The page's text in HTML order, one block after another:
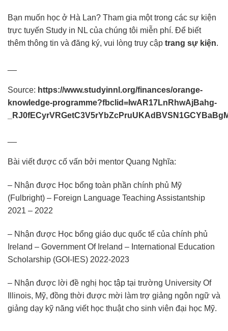
Bạn muốn học ở Hà Lan? Tham gia một trong các sự kiện
trực tuyến Study in NL của chúng tôi miễn phí. Để biết
thêm thông tin và đăng ký, vui lòng truy cập trang sự kiện.
Source: https://www.studyinnl.org/finances/orange-
knowledge-programme?fbclid=IwAR17LnRhwAjBahg-
Bài viết được cố vấn bởi mentor Quang Nghĩa:
– Nhận được Học bổng toàn phần chính phủ Mỹ
(Fulbright) – Foreign Language Teaching Assistantship
2021 – 2022
– Nhận được Học bổng giáo dục quốc tế của chính phủ
Ireland – Government Of Ireland – International Education
Scholarship (GOI-IES) 2022-2023
– Nhận được lời đề nghị học tập tại trường University Of
Illinois, Mỹ, đồng thời được mời làm trợ giảng ngôn ngữ và
giảng dạy kỹ năng viết học thuật cho sinh viên đại học Mỹ.